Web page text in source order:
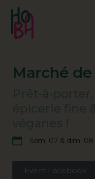
Marché
Sam. 07 & dim. 08
Event Facebook